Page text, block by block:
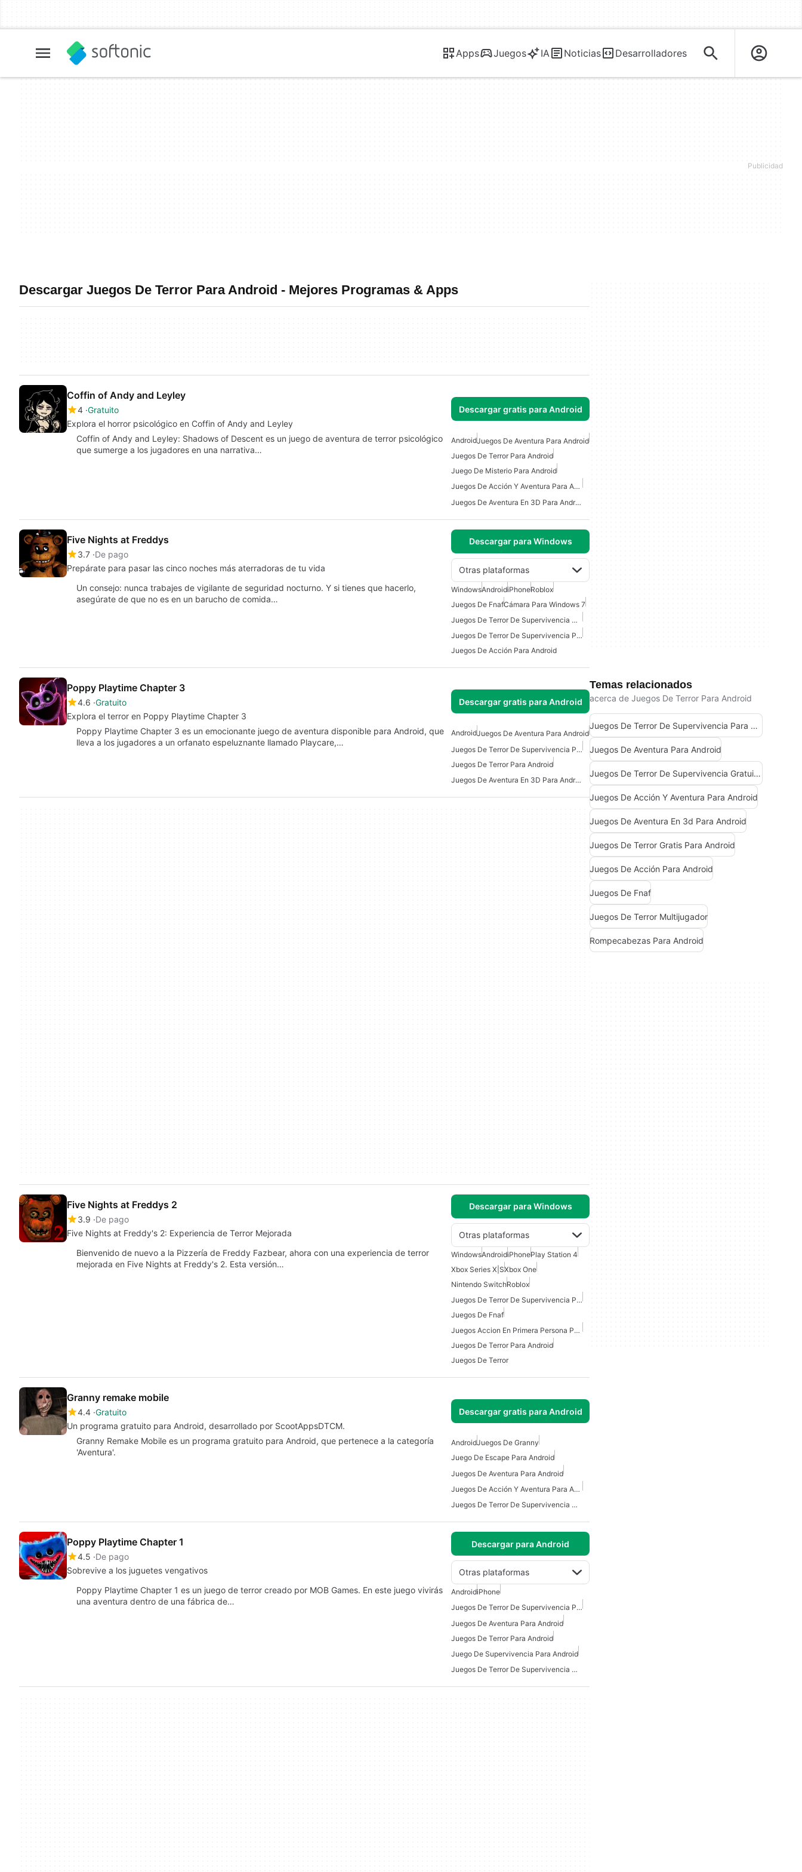
Apps Juegos IA Noticias Desarrolladores
Descargar Juegos De Terror Para Android - Mejores Programas & Apps
Coffin of Andy and Leyley
4 Gratuito
Explora el horror psicológico en Coffin of Andy and Leyley
Descargar gratis para Android
Coffin of Andy and Leyley: Shadows of Descent es un juego de aventura de terror psicológico
que sumerge a los jugadores en una narrativa…
AndroidJuegos De Aventura Para Android
Juegos De Terror Para Android
Juego De Misterio Para Android
Juegos De Acción Y Aventura Para Android
Juegos De Aventura En 3D Para Android
Five Nights at Freddys
3.7 De pago
Prepárate para pasar las cinco noches más aterradoras de tu vida
Descargar para Windows
Otras plataformas
Un consejo: nunca trabajes de vigilante de seguridad nocturno. Y si tienes que hacerlo,
asegúrate de que no es en un barucho de comida…
WindowsAndroidiPhoneRoblox
Juegos De FnafCámara Para Windows 7
Juegos De Terror De Supervivencia Gratuitos Para Android
Juegos De Terror De Supervivencia Para Android
Juegos De Acción Para Android
Poppy Playtime Chapter 3
4.6 Gratuito
Explora el terror en Poppy Playtime Chapter 3
Descargar gratis para Android
Poppy Playtime Chapter 3 es un emocionante juego de aventura disponible para Android, que
lleva a los jugadores a un orfanato espeluznante llamado Playcare,…
AndroidJuegos De Aventura Para Android
Juegos De Terror De Supervivencia Para Android
Juegos De Terror Para Android
Juegos De Aventura En 3D Para Android
Five Nights at Freddys 2
3.9 De pago
Five Nights at Freddy's 2: Experiencia de Terror Mejorada
Descargar para Windows
Otras plataformas
Bienvenido de nuevo a la Pizzería de Freddy Fazbear, ahora con una experiencia de terror
mejorada en Five Nights at Freddy's 2. Esta versión…
WindowsAndroidiPhonePlay Station 4
Xbox Series X|SXbox One
Nintendo SwitchRoblox
Juegos De Terror De Supervivencia Para Android
Juegos De Fnaf
Juegos Accion En Primera Persona Para Android
Juegos De Terror Para Android
Juegos De Terror
Granny remake mobile
4.4 Gratuito
Un programa gratuito para Android, desarrollado por ScootAppsDTCM.
Descargar gratis para Android
Granny Remake Mobile es un programa gratuito para Android, que pertenece a la categoría
'Aventura'.
AndroidJuegos De Granny
Juego De Escape Para Android
Juegos De Aventura Para Android
Juegos De Acción Y Aventura Para Android
Juegos De Terror De Supervivencia Gratuitos Para Android
Poppy Playtime Chapter 1
4.5 De pago
Sobrevive a los juguetes vengativos
Descargar para Android
Otras plataformas
Poppy Playtime Chapter 1 es un juego de terror creado por MOB Games. En este juego vivirás
una aventura dentro de una fábrica de…
AndroidiPhone
Juegos De Terror De Supervivencia Para Android
Juegos De Aventura Para Android
Juegos De Terror Para Android
Juego De Supervivencia Para Android
Juegos De Terror De Supervivencia Gratuitos Para Android
Temas relacionados
acerca de Juegos De Terror Para Android
Juegos De Terror De Supervivencia Para Android
Juegos De Aventura Para Android
Juegos De Terror De Supervivencia Gratuitos Para Android
Juegos De Acción Y Aventura Para Android
Juegos De Aventura En 3d Para Android
Juegos De Terror Gratis Para Android
Juegos De Acción Para Android
Juegos De Fnaf
Juegos De Terror Multijugador
Rompecabezas Para Android